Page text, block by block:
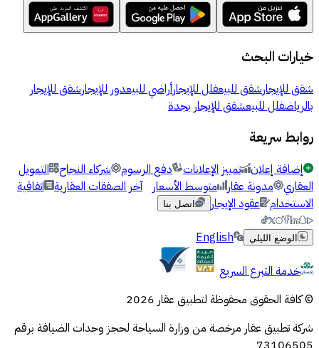
خيارات البحث
شقق للإيجارشقق للبيعفلل للإيجارأراضي للبيعدور للإيجارشقق للإيجار
بالرياضفلل للبيعشقق للإيجار بجدة
روابط سريعة
إضافة إعلان تمييز الإعلانات دفع الرسوم شركاء النجاح التمويل
العقاري مدونة عقار متوسط الأسعار آخر الصفقات العقارية اتفاقية
الاستخدام عقود الإيجار اتصل بنا
الوضع الليلي
English
خدمة التبرع السريع
© كافة الحقوق محفوظة لتطبيق عقار 2026
شركة تطبيق عقار مرخصة من وزارة السياحة لحجز وحدات الضيافة برقم